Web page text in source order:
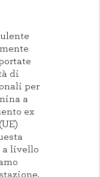
di
per
a
ex
a livello